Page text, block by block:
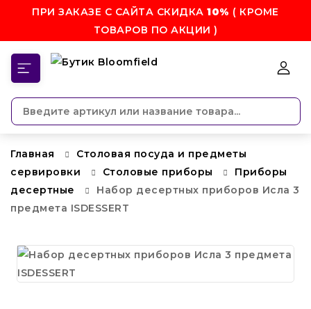
ПРИ ЗАКАЗЕ С САЙТА СКИДКА10% ( КРОМЕ
ТОВАРОВ ПО АКЦИИ )
Главная
Столовая посуда и предметы
сервировки
Столовые приборы
Приборы
десертные
Набор десертных приборов Исла 3
предмета ISDESSERT